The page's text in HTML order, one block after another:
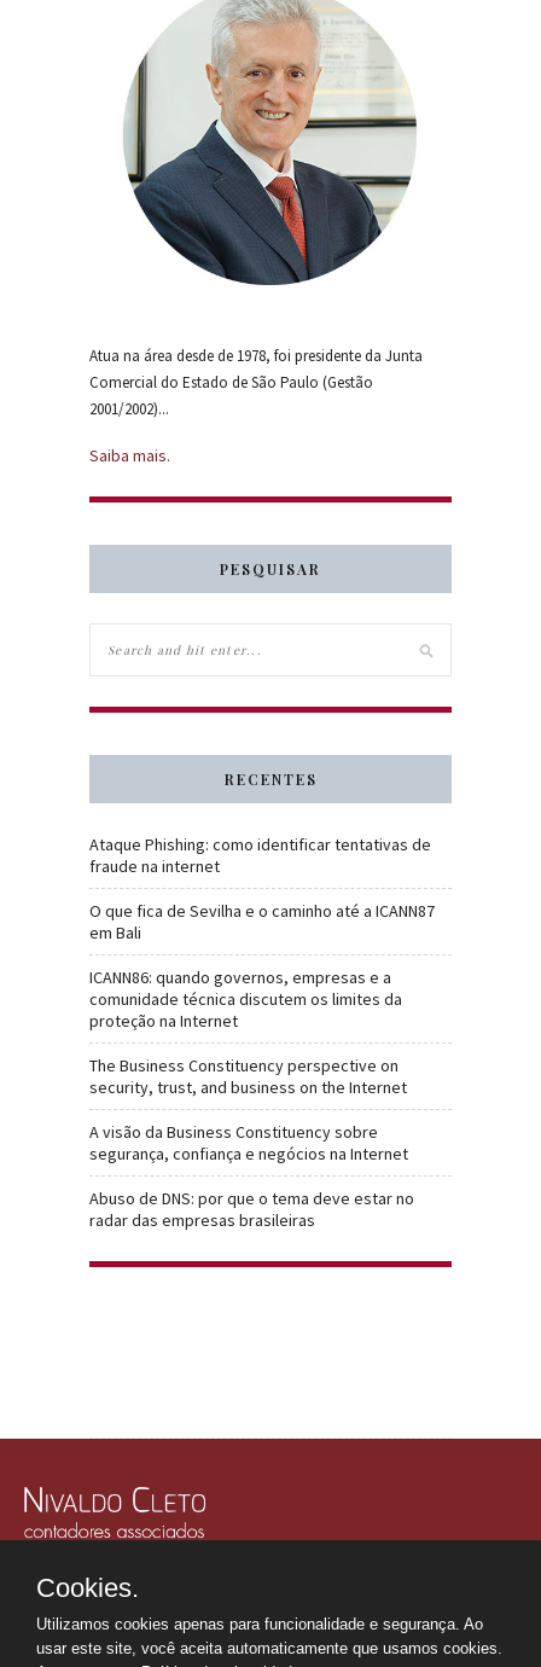
Atua na área desde de 1978, foi presidente da Junta
Comercial do Estado de São Paulo (Gestão
2001/2002)...
Saiba mais.
PESQUISAR
RECENTES
Ataque Phishing: como identificar tentativas de
fraude na internet
O que fica de Sevilha e o caminho até a ICANN87
em Bali
ICANN86: quando governos, empresas e a
comunidade técnica discutem os limites da
proteção na Internet
The Business Constituency perspective on
security, trust, and business on the Internet
A visão da Business Constituency sobre
segurança, confiança e negócios na Internet
Abuso de DNS: por que o tema deve estar no
radar das empresas brasileiras
Edifício Memorial Office Building - São Paulo - SP
Tel.: +55 112507-6249
Whatsapp: +55 1198669-0107
Cookies.
Utilizamos cookies apenas para funcionalidade e segurança. Ao
usar este site, você aceita automaticamente que usamos cookies.